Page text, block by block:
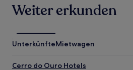
Sehenswürdigkeiten und
Sehenswürdigkeiten nahe The
Weiter erkunden
UnterkünfteMietwagen
Cerro do Ouro Hotels